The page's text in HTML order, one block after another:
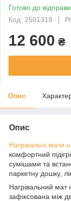
Готово до
Код: 2501318
12 600 ₴
Опис
Опис
Нагрівальні мати
комфортний
сумішами та
паркетну дошку,
Нагрівальний мат
зафіксована між